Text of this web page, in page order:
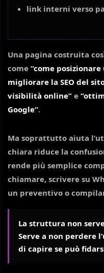
link interni verso
Una pagina costruita
come “come
migliorare la SEO del
visibilità online” e
Google”.
Ma soprattutto aiuta
chiara riduce la
rende più semplice
chiamare, scrivere su
un preventivo o
La struttura non
Serve a non perdere
di capire se può